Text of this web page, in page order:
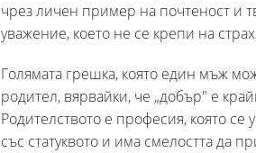
чрез личен пример на почтеност и
уважение, което не се крепи на
Голямата грешка, която един мъж
родител, вярвайки, че „добър" е
Родителството е професия, която се
със статуквото и има смелостта да